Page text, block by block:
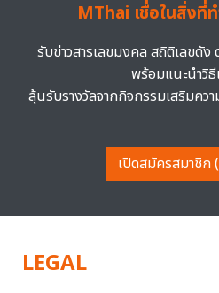
MThai เชื่อในสิ่งที่
รับข่าวสารเลขมงคล สถิติเลขดัง
พร้อมแนะนำวิธี
ลุ้นรับรางวัลจากกิจกรรมเสริมคว
เปิดสมัครสมาชิก
LEGAL